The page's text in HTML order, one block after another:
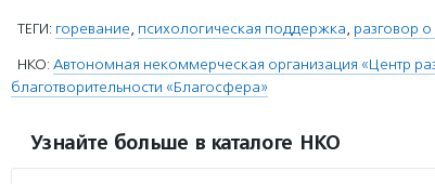
ТЕГИ: горевание, психологическая поддержка, разговор
НКО: Автономная некоммерческая организация «Центр
благотворительности «Благосфера»
Узнайте больше в каталоге НКО